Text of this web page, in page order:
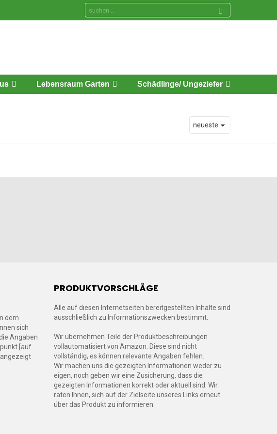
Search
for:
Lebensraum Garten Schädlinge/ Ungeziefer
dem
sich
Angaben
[auf
PRODUKTVORSCHLÄGE
Alle auf diesen Internetseiten bereitgestellten Inhalte sind
ausschließlich zu Informationszwecken bestimmt.
Wir übernehmen Teile der Produktbeschreibungen
vollautomatisiert von Amazon. Diese sind nicht
vollständig, es können relevante Angaben fehlen.
Wir machen uns die gezeigten Informationen weder zu
eigen, noch geben wir eine Zusicherung, dass die
gezeigten Informationen korrekt oder aktuell sind. Wir
raten Ihnen, sich auf der Zielseite unseres Links erneut
über das Produkt zu informieren.